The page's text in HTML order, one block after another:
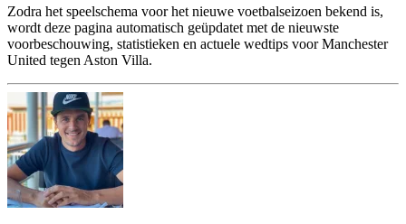
Zodra het speelschema voor het nieuwe voetbalseizoen bekend is,
wordt deze pagina automatisch geüpdatet met de nieuwste
voorbeschouwing, statistieken en actuele wedtips voor Manchester
United tegen Aston Villa.